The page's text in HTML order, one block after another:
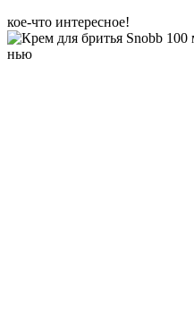
кое-что интересное!
нью